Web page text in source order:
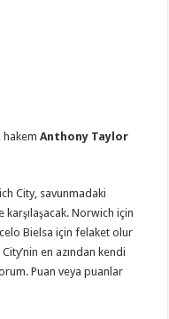
hakemAnthony Taylor
City, savunmadaki
Norwich için
Bielsa için felaket olur
en azından kendi
Puan veya puanlar